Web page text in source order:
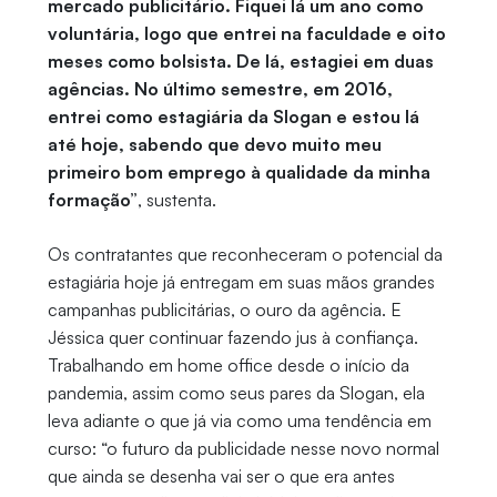
mercado publicitário. Fiquei lá um ano como
voluntária, logo que entrei na faculdade e oito
meses como bolsista. De lá, estagiei em duas
agências. No último semestre, em 2016,
entrei como estagiária da Slogan e estou lá
até hoje, sabendo que devo muito meu
primeiro bom emprego à qualidade da minha
formação”, sustenta.
Os contratantes que reconheceram o potencial da
estagiária hoje já entregam em suas mãos grandes
campanhas publicitárias, o ouro da agência. E
Jéssica quer continuar fazendo jus à confiança.
Trabalhando em home office desde o início da
pandemia, assim como seus pares da Slogan, ela
leva adiante o que já via como uma tendência em
curso: “o futuro da publicidade nesse novo normal
que ainda se desenha vai ser o que era antes